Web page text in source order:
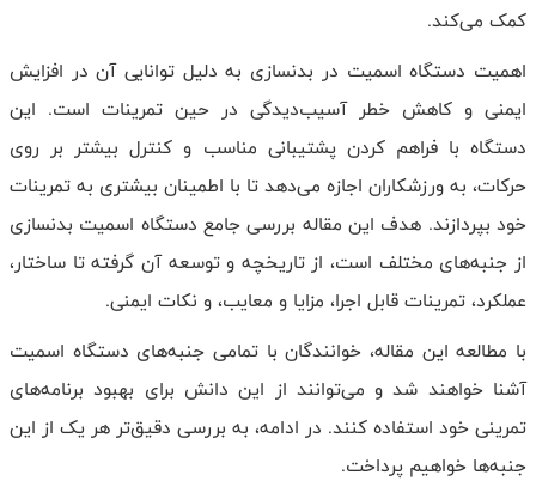
کمک می‌کند.
اهمیت دستگاه اسمیت در بدنسازی به دلیل توانایی آن در افزایش
ایمنی و کاهش خطر آسیب‌دیدگی در حین تمرینات است. این
دستگاه با فراهم کردن پشتیبانی مناسب و کنترل بیشتر بر روی
حرکات، به ورزشکاران اجازه می‌دهد تا با اطمینان بیشتری به تمرینات
خود بپردازند. هدف این مقاله بررسی جامع دستگاه اسمیت بدنسازی
از جنبه‌های مختلف است، از تاریخچه و توسعه آن گرفته تا ساختار،
عملکرد، تمرینات قابل اجرا، مزایا و معایب، و نکات ایمنی.
با مطالعه این مقاله، خوانندگان با تمامی جنبه‌های دستگاه اسمیت
آشنا خواهند شد و می‌توانند از این دانش برای بهبود برنامه‌های
تمرینی خود استفاده کنند. در ادامه، به بررسی دقیق‌تر هر یک از این
جنبه‌ها خواهیم پرداخت.